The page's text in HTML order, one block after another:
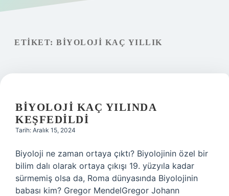
Gizlilik Politikası
ETIKET: BIYOLOJI KAÇ YILLIK
BIYOLOJI KAÇ YILINDA
KEŞFEDILDI
Tarih: Aralık 15, 2024
Biyoloji ne zaman ortaya çıktı? Biyolojinin özel bir
bilim dalı olarak ortaya çıkışı 19. yüzyıla kadar
sürmemiş olsa da, Roma dünyasında Biyolojinin
babası kim? Gregor MendelGregor Johann